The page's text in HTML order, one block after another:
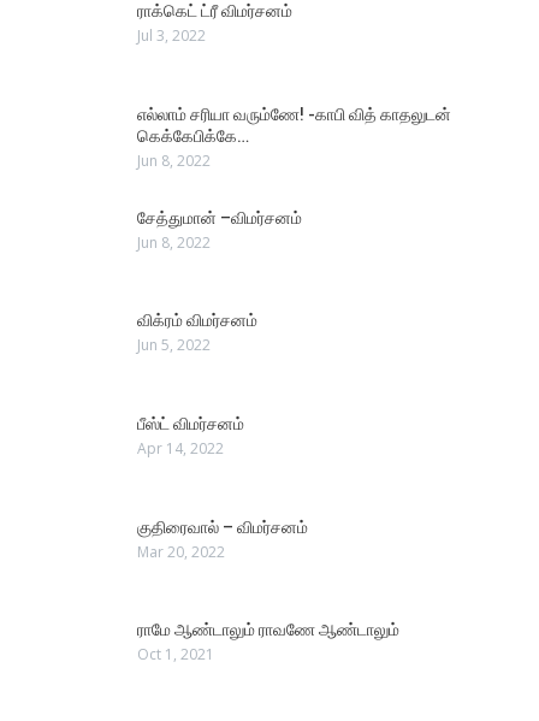
ராக்கெட் ட்ரீ விமர்சனம்
Jul 3, 2022
எல்லாம் சரியா வரும்ணே! -காபி வித் காதலுடன்
கெக்கேபிக்கே…
Jun 8, 2022
சேத்துமான் –விமர்சனம்
Jun 8, 2022
விக்ரம் விமர்சனம்
Jun 5, 2022
பீஸ்ட் விமர்சனம்
Apr 14, 2022
குதிரைவால் – விமர்சனம்
Mar 20, 2022
ராமே ஆண்டாலும் ராவணே ஆண்டாலும்
Oct 1, 2021